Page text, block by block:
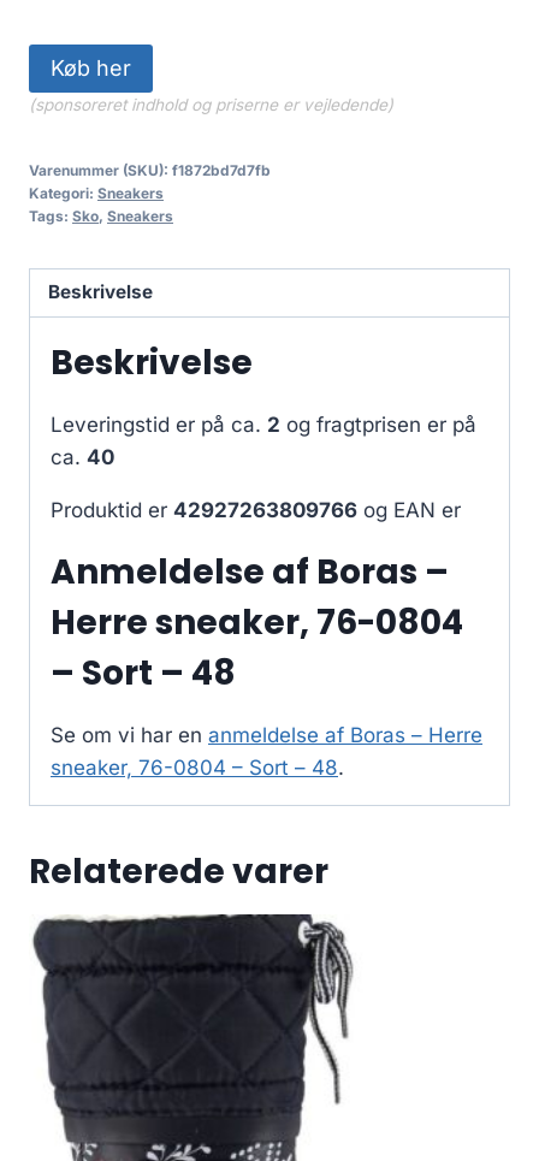
Køb her
(sponsoreret indhold og priserne er vejledende)
Varenummer (SKU): f1872bd7d7fb
Kategori: Sneakers
Tags: Sko, Sneakers
Beskrivelse
Beskrivelse
Leveringstid er på ca. 2 og fragtprisen er på
ca. 40
Produktid er 42927263809766 og EAN er
Anmeldelse af Boras –
Herre sneaker, 76-0804
– Sort – 48
Se om vi har en anmeldelse af Boras – Herre
sneaker, 76-0804 – Sort – 48.
Relaterede varer